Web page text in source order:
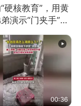
硬核教育”，用黄
演示“门夹手”，
果然言传不如身
00:36